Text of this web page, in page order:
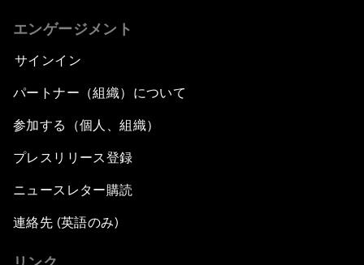
エンゲージメント
サインイン
パートナー（組織）について
参加する（個人、組織）
プレスリリース登録
ニュースレター購読
連絡先 (英語のみ)